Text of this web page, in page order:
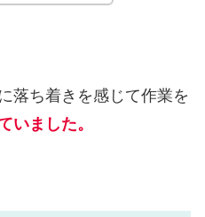
落ち着きを感じて作業を
いました。